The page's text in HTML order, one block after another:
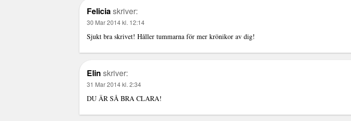
Feliciaskriver:
30 Mar 2014 kl. 12:14
Sjukt bra skrivet! Håller tummarna för mer krönikor av dig!
Elin skriver:
31 Mar 2014 kl. 2:34
DU ÄR SÅ BRA CLARA!